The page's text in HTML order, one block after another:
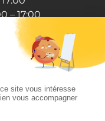
– 17:00